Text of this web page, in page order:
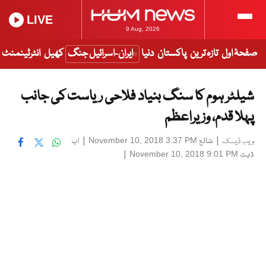
9 Aug, 2026
LIVE
صفحۂ اول تازہ ترین پاکستان دنیا ایران-اسرائیل جنگ کھیل انٹرٹینمنٹ
شیلٹر ہوم کا سنگ بنیاد فلاحی ریاست کی جانب
پہلا قدم، وزیراعظم
ویب ڈیسک | شائع November 10, 2018 3:37 PM
| اپ
ڈیٹ November 10, 2018 9:01 PM
|